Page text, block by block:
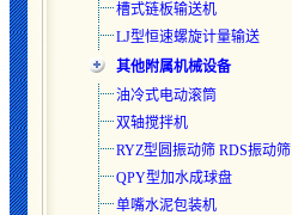
槽式链板输送机
LJ型恒速螺旋计量输送
其他附属机械设备
油冷式电动滚筒
双轴搅拌机
RYZ型圆振动筛 RDS振动筛
QPY型加水成球盘
单嘴水泥包装机